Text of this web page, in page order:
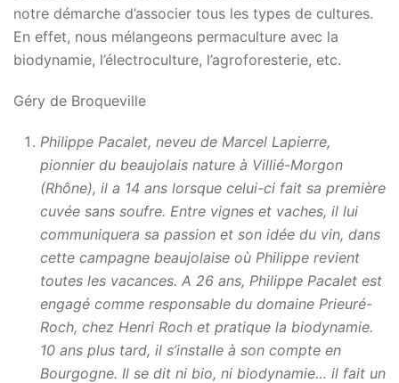
notre démarche d’associer tous les types de cultures.
En effet, nous mélangeons permaculture avec la
biodynamie, l’électroculture, l’agroforesterie, etc.
Géry de Broqueville
Philippe Pacalet, neveu de Marcel Lapierre,
pionnier du beaujolais nature à Villié-Morgon
(Rhône), il a 14 ans lorsque celui-ci fait sa première
cuvée sans soufre. Entre vignes et vaches, il lui
communiquera sa passion et son idée du vin, dans
cette campagne beaujolaise où Philippe revient
toutes les vacances. A 26 ans, Philippe Pacalet est
engagé comme responsable du domaine Prieuré-
Roch, chez Henri Roch et pratique la biodynamie.
10 ans plus tard, il s’installe à son compte en
Bourgogne. Il se dit ni bio, ni biodynamie… il fait un